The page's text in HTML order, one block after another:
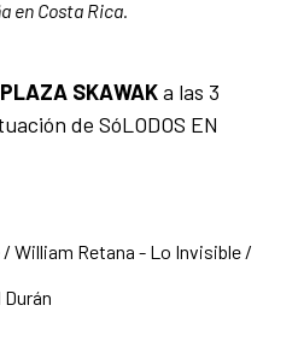
en Costa Rica.
PLAZA SKAWAKa las 3
de SóLODOS EN
William Retana - Lo Invisible /